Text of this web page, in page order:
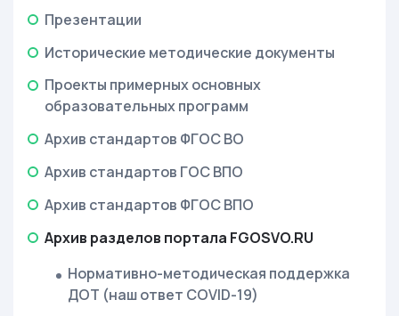
Презентации
Исторические методические документы
Проекты примерных основных
образовательных программ
Архив стандартов ФГОС ВО
Архив стандартов ГОС ВПО
Архив стандартов ФГОС ВПО
Архив разделов портала FGOSVO.RU
Нормативно-методическая поддержка
ДОТ (наш ответ COVID-19)